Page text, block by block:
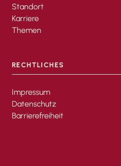
Standort
Karriere
Themen
RECHTLICHES
Impressum
Datenschutz
Barrierefreiheit